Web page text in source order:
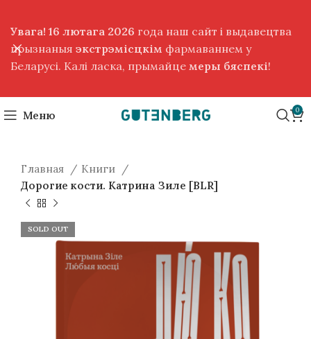
Меню 0
Главная
Книги
Дорогие кости. Катрина Зиле [BLR]
SOLD OUT
Увага! 16 лютага 2026 года наш сайт і выдавецтва
прызнаныя экстрэмісцкім фармаваннем у
Беларусі. Калі ласка, прымайце меры бяспекі!